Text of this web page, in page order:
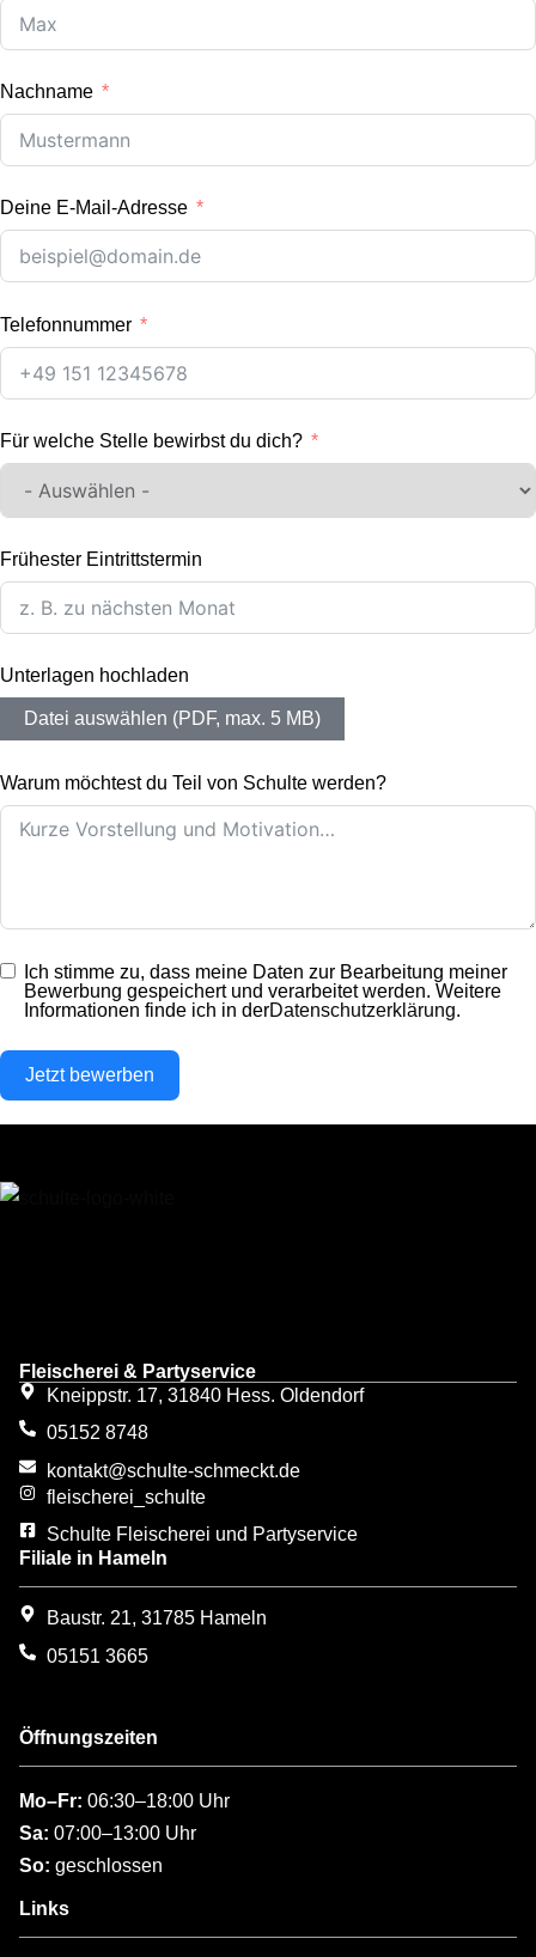
Nachname
Deine E-Mail-Adresse
Telefonnummer
Für welche Stelle bewirbst du dich?
Frühester Eintrittstermin
Unterlagen hochladen
Datei auswählen (PDF, max. 5 MB)
Warum möchtest du Teil von Schulte werden?
Ich stimme zu, dass meine Daten zur Bearbeitung meiner
Bewerbung gespeichert und verarbeitet werden. Weitere
Informationen finde ich in derDatenschutzerklärung.
Jetzt bewerben
Fleischerei & Partyservice
Kneippstr. 17, 31840 Hess. Oldendorf
05152 8748
kontakt@schulte-schmeckt.de
fleischerei_schulte
Schulte Fleischerei und Partyservice
Filiale in Hameln
Baustr. 21, 31785 Hameln
05151 3665
Öffnungszeiten
Mo–Fr: 06:30–18:00 Uhr
Sa: 07:00–13:00 Uhr
So: geschlossen
Links